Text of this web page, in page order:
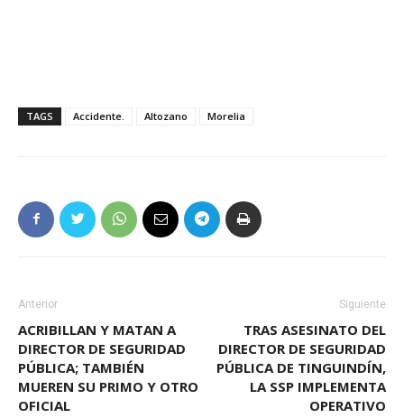
TAGS Accidente. Altozano Morelia
Anterior
ACRIBILLAN Y MATAN A
DIRECTOR DE SEGURIDAD
PÚBLICA; TAMBIÉN
MUEREN SU PRIMO Y OTRO
OFICIAL
Siguiente
TRAS ASESINATO DEL
DIRECTOR DE SEGURIDAD
PÚBLICA DE TINGUINDÍN,
LA SSP IMPLEMENTA
OPERATIVO